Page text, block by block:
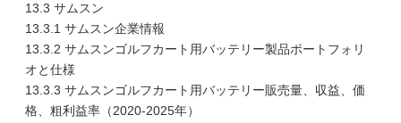
13.3 サムスン
13.3.1 サムスン企業情報
13.3.2 サムスンゴルフカート用バッテリー製品ポートフォリ
オと仕様
13.3.3 サムスンゴルフカート用バッテリー販売量、収益、価
格、粗利益率（2020-2025年）